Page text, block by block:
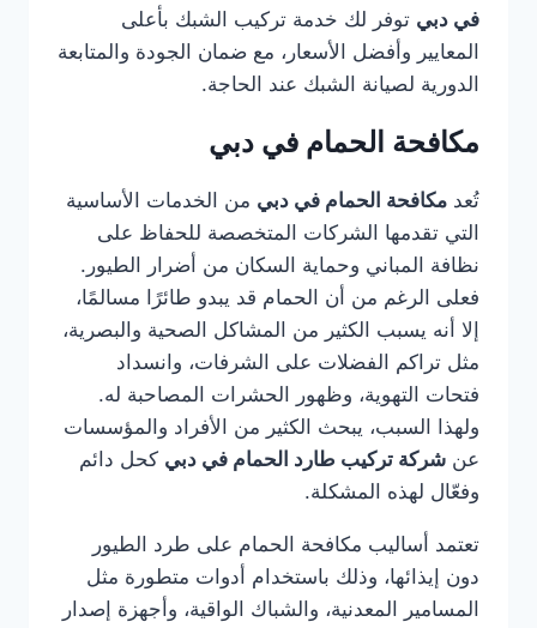
في دبي توفر لك خدمة تركيب الشبك بأعلى
المعايير وأفضل الأسعار، مع ضمان الجودة والمتابعة
الدورية لصيانة الشبك عند الحاجة.
مكافحة الحمام في دبي
تُعد مكافحة الحمام في دبي من الخدمات الأساسية
التي تقدمها الشركات المتخصصة للحفاظ على
نظافة المباني وحماية السكان من أضرار الطيور.
فعلى الرغم من أن الحمام قد يبدو طائرًا مسالمًا،
إلا أنه يسبب الكثير من المشاكل الصحية والبصرية،
مثل تراكم الفضلات على الشرفات، وانسداد
فتحات التهوية، وظهور الحشرات المصاحبة له.
ولهذا السبب، يبحث الكثير من الأفراد والمؤسسات
عن شركة تركيب طارد الحمام في دبي كحل دائم
وفعّال لهذه المشكلة.
تعتمد أساليب مكافحة الحمام على طرد الطيور
دون إيذائها، وذلك باستخدام أدوات متطورة مثل
المسامير المعدنية، والشباك الواقية، وأجهزة إصدار